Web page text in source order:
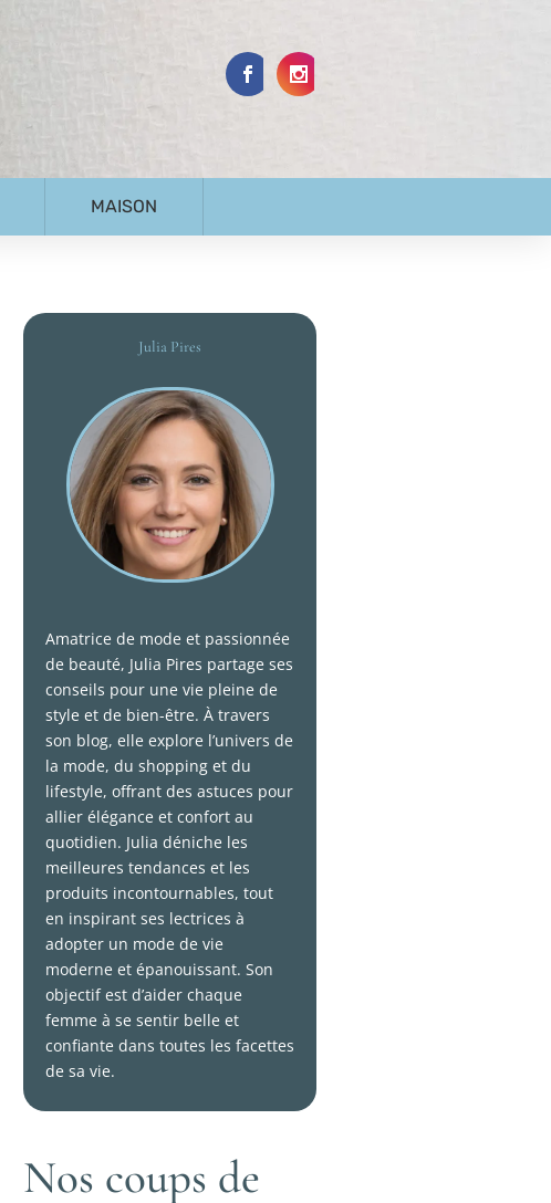
MAISON
Julia Pires
Amatrice de mode et passionnée
de beauté, Julia Pires partage ses
conseils pour une vie pleine de
style et de bien-être. À travers
son blog, elle explore l’univers de
la mode, du shopping et du
lifestyle, offrant des astuces pour
allier élégance et confort au
quotidien. Julia déniche les
meilleures tendances et les
produits incontournables, tout
en inspirant ses lectrices à
adopter un mode de vie
moderne et épanouissant. Son
objectif est d’aider chaque
femme à se sentir belle et
confiante dans toutes les facettes
de sa vie.
Nos coups de